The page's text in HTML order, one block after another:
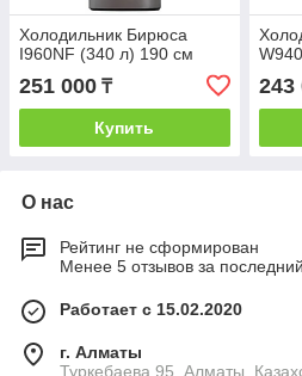
Холодильник Бирюса
I960NF (340 л) 190 см
251 000 ₸
Купить
243
О нас
Рейтинг не сформирован
Менее 5 отзывов за
Работает с 15.02.2020
г. Алматы
Туркебаева 95, Алматы,